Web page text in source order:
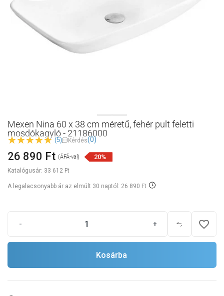
Mexen Nina 60 x 38 cm méretű, fehér pult feletti
mosdókagyló - 21186000
(5) Kérdés(0)
Katalógusár: 33 612 Ft
26 890 Ft (ÁFÁ-val) 20%
A legalacsonyabb ár az elmúlt 30 naptól: 26 890 Ft
- + favorite_border
Kosárba